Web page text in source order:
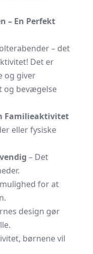
– En Perfekt
– det
Det er
og giver
og bevægelse
Familieaktivitet
eller fysiske
– Det
for at
design gør
børnene vil